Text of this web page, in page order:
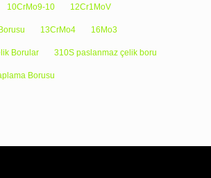
10CrMo9-10 12Cr1MoV
13CrMo4 16Mo3
Borular 310S paslanmaz çelik boru
Borusu